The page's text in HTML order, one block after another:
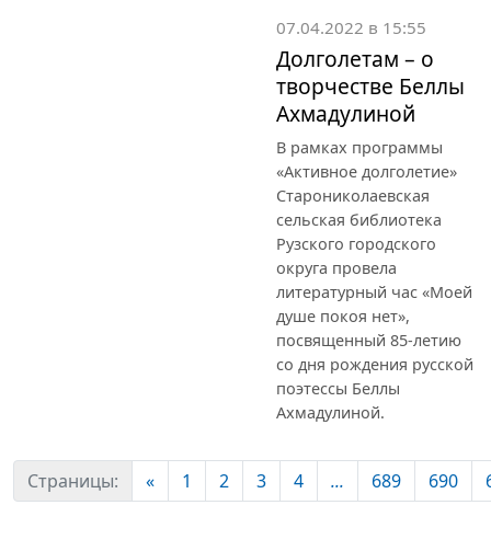
07.04.2022 в 15:55
Долголетам – о
творчестве Беллы
Ахмадулиной
В рамках программы
«Активное долголетие»
Старониколаевская
сельская библиотека
Рузского городского
округа провела
литературный час «Моей
душе покоя нет»,
посвященный 85-летию
со дня рождения русской
поэтессы Беллы
Ахмадулиной.
Страницы: « 1 2 3 4 ... 689 690